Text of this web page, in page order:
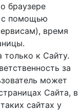
браузере
с помощью
время
к Сайту.
за
может
Сайта, в
сайтах у